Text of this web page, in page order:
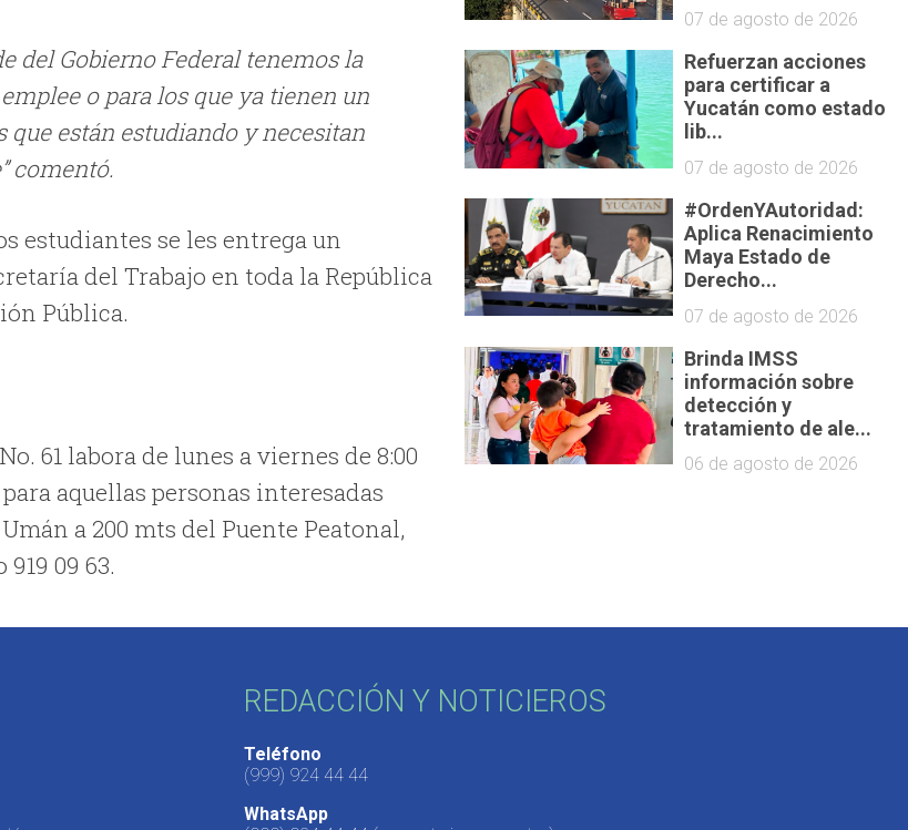
del Gobierno Federal tenemos la
o para los que ya tienen un
que están estudiando y necesitan
comentó.
estudiantes se les entrega un
del Trabajo en toda la República
Pública.
61 labora de lunes a viernes de 8:00
aquellas personas interesadas
a 200 mts del Puente Peatonal,
09 63.
07 de agosto de 2026
Refuerzan acciones
para certificar a
Yucatán como estado
lib...
07 de agosto de 2026
#OrdenYAutoridad:
Aplica Renacimiento
Maya Estado de
Derecho...
07 de agosto de 2026
Brinda IMSS
información sobre
detección y
tratamiento de ale...
06 de agosto de 2026
REDACCIÓN Y NOTICIEROS
Teléfono
(999) 924 44 44
WhatsApp